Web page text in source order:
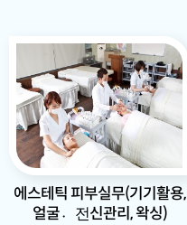
에스테틱 피부실무(기기활용,
얼굴전〮신관리, 왁싱)